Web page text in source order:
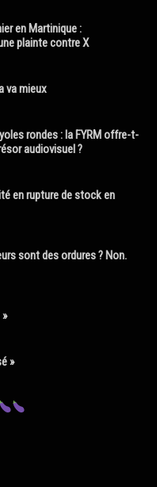
en Martinique :
plainte contre X
va mieux
rondes : la FYRM offre-t-
audiovisuel ?
en rupture de stock en
sont des ordures ? Non.
»